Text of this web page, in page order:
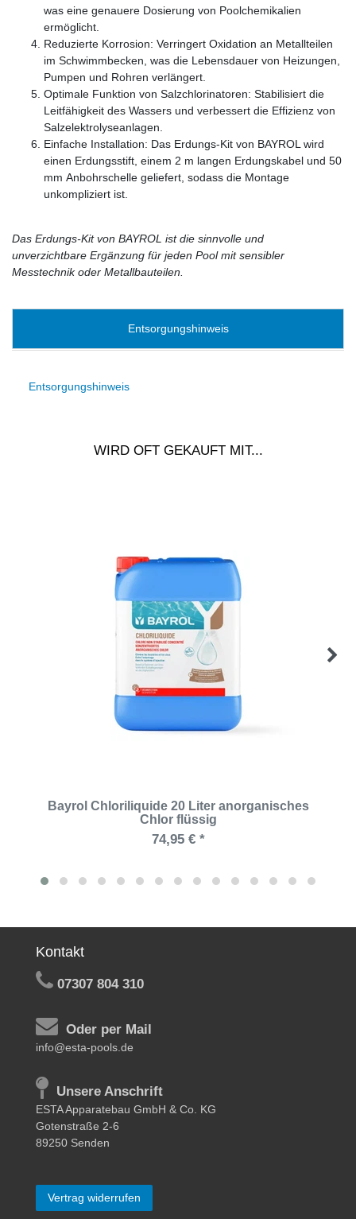
was eine genauere Dosierung von Poolchemikalien
ermöglicht.
Reduzierte Korrosion: Verringert Oxidation an Metallteilen
im Schwimmbecken, was die Lebensdauer von Heizungen,
Pumpen und Rohren verlängert.
Optimale Funktion von Salzchlorinatoren: Stabilisiert die
Leitfähigkeit des Wassers und verbessert die Effizienz von
Salzelektrolyseanlagen.
Einfache Installation: Das Erdungs-Kit von BAYROL wird
einen Erdungsstift, einem 2 m langen Erdungskabel und 50
mm Anbohrschelle geliefert, sodass die Montage
unkompliziert ist.
Das Erdungs-Kit von BAYROL ist die sinnvolle und
unverzichtbare Ergänzung für jeden Pool mit sensibler
Messtechnik oder Metallbauteilen.
Entsorgungshinweis
Entsorgungshinweis
WIRD OFT GEKAUFT MIT...
Bayrol Chloriliquide 20 Liter anorganisches
Chlor flüssig
74,95 € *
Kontakt
07307 804 310
Oder per Mail
info@esta-pools.de
Unsere Anschrift
ESTA Apparatebau GmbH & Co. KG
Gotenstraße 2-6
89250 Senden
Vertrag widerrufen